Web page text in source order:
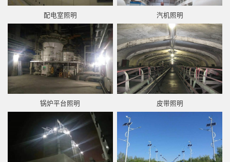
配电室照明 汽机照明
锅炉平台照明 皮带照明